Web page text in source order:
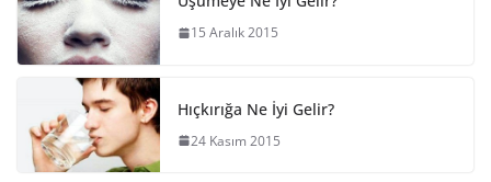
15 Aralık 2015
Hıçkırığa Ne İyi Gelir?
24 Kasım 2015